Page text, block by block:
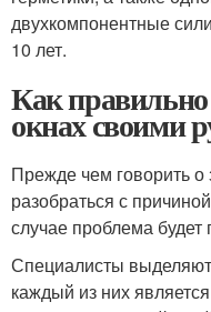
двухкомпонентные
10 лет.
Как
окнах своими
Прежде чем говорить
разобраться с
случае проблема будет
Специалисты
каждый из них